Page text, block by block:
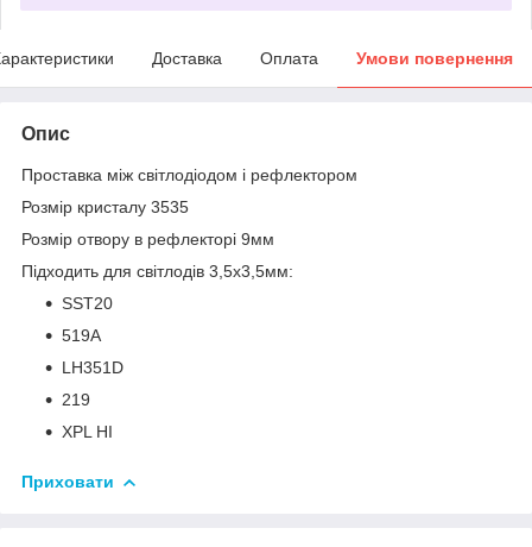
Доставка Оплата Умови повернення
Опис
Проставка між світлодіодом і рефлектором
Розмір кристалу 3535
Розмір отвору в рефлекторі 9мм
Підходить для світлодів 3,5х3,5мм:
SST20
519A
LH351D
219
XPL HI
Приховати